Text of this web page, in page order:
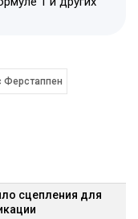
Ферстаппен
сцепления для